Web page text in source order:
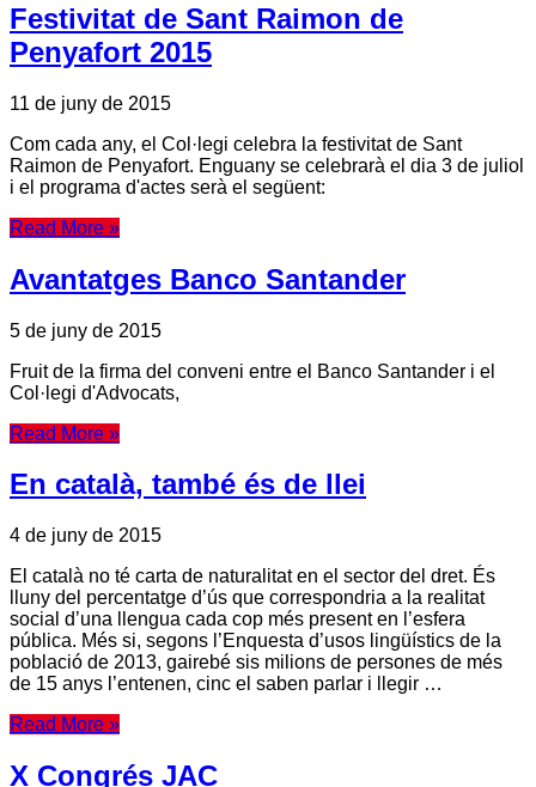
Festivitat de Sant Raimon de
Penyafort 2015
11 de juny de 2015
Com cada any, el Col·legi celebra la festivitat de Sant
Raimon de Penyafort. Enguany se celebrarà el dia 3 de juliol
i el programa d'actes serà el següent:
Read More »
Avantatges Banco Santander
5 de juny de 2015
Fruit de la firma del conveni entre el Banco Santander i el
Col·legi d'Advocats,
Read More »
En català, també és de llei
4 de juny de 2015
El català no té carta de naturalitat en el sector del dret. És
lluny del percentatge d’ús que correspondria a la realitat
social d’una llengua cada cop més present en l’esfera
pública. Més si, segons l’Enquesta d’usos lingüístics de la
població de 2013, gairebé sis milions de persones de més
de 15 anys l’entenen, cinc el saben parlar i llegir …
Read More »
X Congrés JAC